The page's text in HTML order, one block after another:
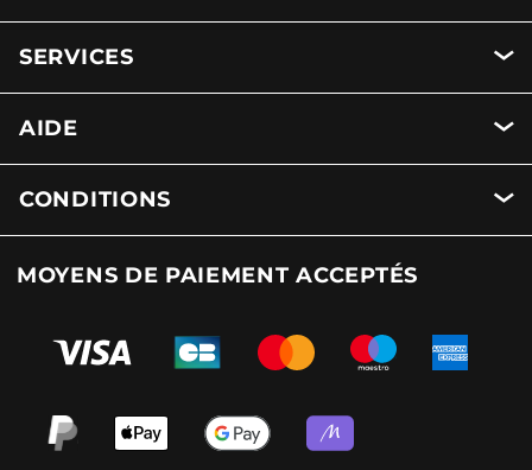
SERVICES
AIDE
CONDITIONS
MOYENS DE PAIEMENT ACCEPTÉS